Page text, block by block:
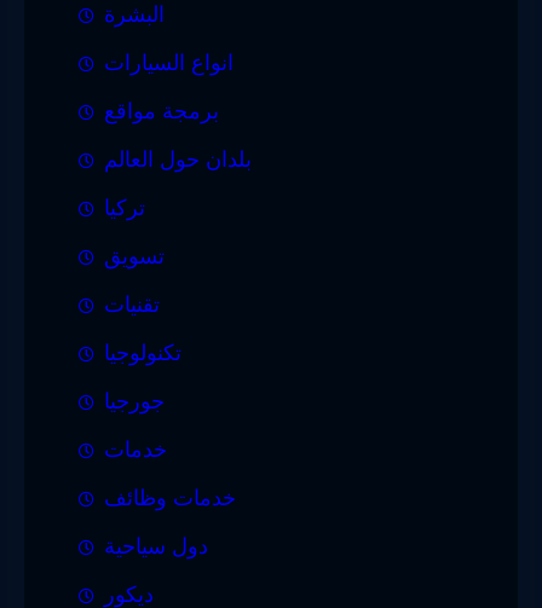
البشرة
انواع السيارات
برمجة مواقع
بلدان حول العالم
تركيا
تسويق
تقنيات
تكنولوجيا
جورجيا
خدمات
خدمات وظائف
دول سياحية
ديكور